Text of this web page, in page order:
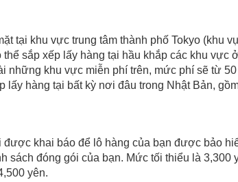
tại khu vực trung tâm thành phố Tokyo (khu
sắp xếp lấy hàng tại hầu khắp các khu vực
những khu vực miễn phí trên, mức phí sẽ từ
lấy hàng tại bất kỳ nơi đâu trong Nhật Bản,
được khai báo để lô hàng của bạn được bảo
sách đóng gói của bạn. Mức tối thiểu là 3,300
yên.